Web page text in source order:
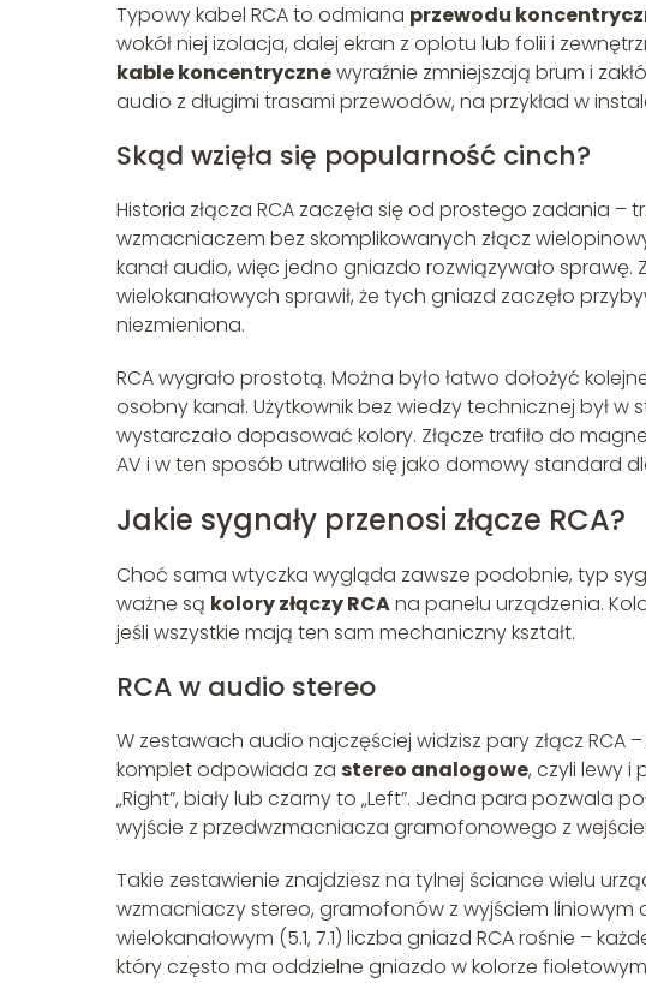
Typowy kabel RCA to odmiana przewodu
wokół niej izolacja, dalej ekran z oplotu lub folii i
kable koncentrycznewyraźnie zmniejszają brum i
audio z długimi trasami przewodów, na przykład w
Skąd wzięła się popularność cinch?
Historia złącza RCA zaczęła się od prostego zadania
wzmacniaczem bez skomplikowanych złącz
kanał audio, więc jedno gniazdo rozwiązywało
wielokanałowych sprawił, że tych gniazd zaczęło
niezmieniona.
RCA wygrało prostotą. Można było łatwo dołożyć
osobny kanał. Użytkownik bez wiedzy technicznej był
wystarczało dopasować kolory. Złącze trafiło do
AV i w ten sposób utrwaliło się jako domowy standard
Jakie sygnały przenosi złącze RCA?
Choć sama wtyczka wygląda zawsze podobnie, typ
ważne są kolory złączy RCAna panelu urządzenia.
jeśli wszystkie mają ten sam mechaniczny kształt.
RCA w audio stereo
W zestawach audio najczęściej widzisz pary złącz RCA
komplet odpowiada za stereo analogowe, czyli lewy i
„Right”, biały lub czarny to „Left”. Jedna para pozwala
wyjście z przedwzmacniacza gramofonowego z
Takie zestawienie znajdziesz na tylnej ściance wielu
wzmacniaczy stereo, gramofonów z wyjściem liniowym
wielokanałowym (5.1, 7.1) liczba gniazd RCA rośnie –
który często ma oddzielne gniazdo w kolorze